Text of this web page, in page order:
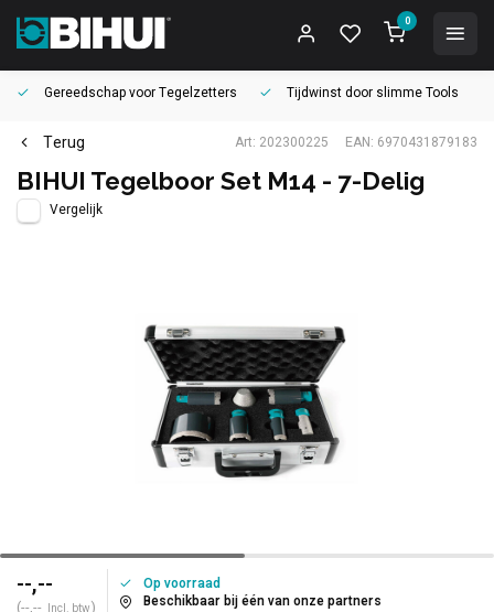
0
Gereedschap voorTegelzetters Tijdwinst door slimme Tools
Terug Art: 202300225 EAN: 6970431879183
BIHUI Tegelboor Set M14 - 7-Delig
Vergelijk
--,--
(--,-- Incl. btw)
Op voorraad
Beschikbaar bij één van onze partners